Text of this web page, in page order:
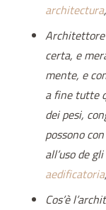
architectura,
Architettore
certa, e
mente, e
a fine tutte
dei pesi,
possono
all’uso de
aedificatoria,
Cos’è